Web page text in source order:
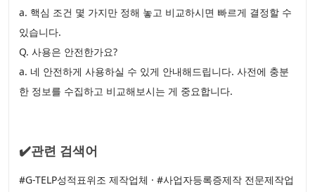
a. 핵심 조건 몇 가지만 정해 놓고 비교하시면 빠르게 결정할 수
있습니다.
Q. 사용은 안전한가요?
a. 네 안전하게 사용하실 수 있게 안내해드립니다. 사전에 충분
한 정보를 수집하고 비교해보시는 게 중요합니다.
✔️관련 검색어
#G-TELP성적표위조 제작업체 · #사업자등록증제작 전문제작업